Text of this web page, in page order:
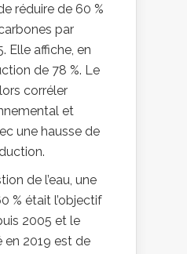
réduire de 60 %
par
Elle affiche, en
de 78 %. Le
corréler
et
une hausse de
de l’eau, une
% était l’objectif
2005 et le
en 2019 est de